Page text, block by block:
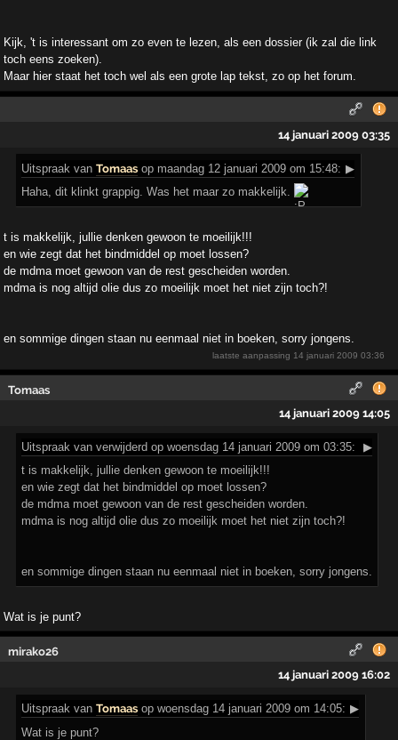
Kijk, 't is interessant om zo even te lezen, als een dossier (ik zal die link
toch eens zoeken).
Maar hier staat het toch wel als een grote lap tekst, zo op het forum.
14 januari 2009 03:35
Uitspraak vanTomaas op maandag 12 januari 2009 om 15:48: ▶
Haha, dit klinkt grappig. Was het maar zo makkelijk.
t is makkelijk, jullie denken gewoon te moeilijk!!!
en wie zegt dat het bindmiddel op moet lossen?
de mdma moet gewoon van de rest gescheiden worden.
mdma is nog altijd olie dus zo moeilijk moet het niet zijn toch?!
en sommige dingen staan nu eenmaal niet in boeken, sorry jongens.
laatste aanpassing 14 januari 2009 03:36
Tomaas
14 januari 2009 14:05
Uitspraak van verwijderd op woensdag 14 januari 2009 om 03:35:
▶
t is makkelijk, jullie denken gewoon te moeilijk!!!
en wie zegt dat het bindmiddel op moet lossen?
de mdma moet gewoon van de rest gescheiden worden.
mdma is nog altijd olie dus zo moeilijk moet het niet zijn toch?!
en sommige dingen staan nu eenmaal niet in boeken, sorry jongens.
Wat is je punt?
mirako26
14 januari 2009 16:02
Uitspraak vanTomaas op woensdag 14 januari 2009 om 14:05: ▶
Wat is je punt?